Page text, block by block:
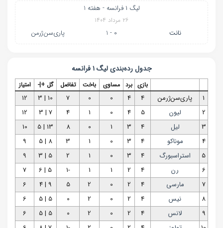
لیگ ۱ فرانسه - هفته 1
۲۶ مرداد ۱۴۰۴
نانت 0 - 1 پاری‌سن‌ژرمن
جدول رده‌بندیلیگ ۱ فرانسه
بازی برد مساوی باخت تفاضل گل +|- امتیاز
1 پاری‌سن‌ژرمن 4
4
0
0
7
10 | 3
12
2
لیون 5
4
0
1
4
7 | 3
12
3
لیل 4
3
1
0
8
13 | 5
10
4
موناکو 4
3
0
1
3
8 | 5
9
5
استراسبورگ 4
3
0
1
2
5 | 3
9
6
رن 4
2
1
1
-1
5 | 6
7
7
مارسی 4
2
0
2
5
9 | 4
6
8
نیس 4
2
0
2
0
5 | 5
6
9
لانس 4
2
0
2
0
5 | 5
6